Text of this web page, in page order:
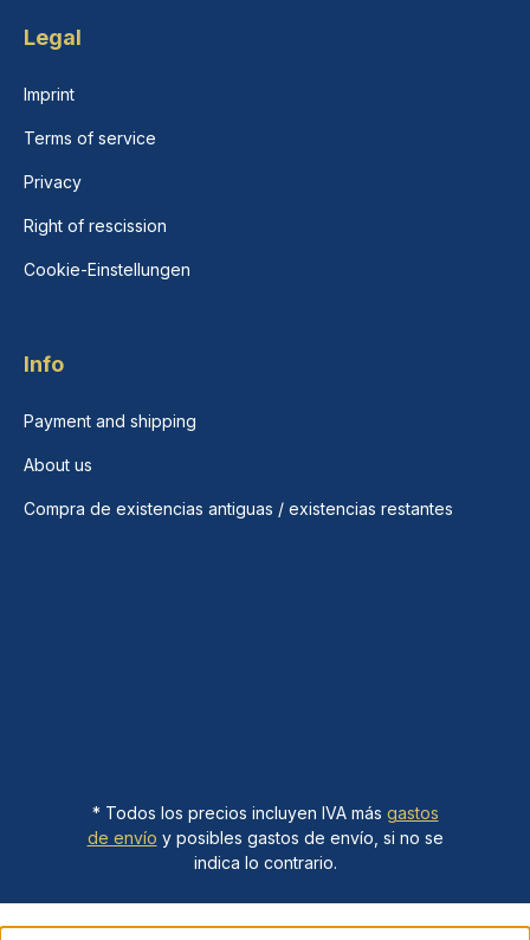
Legal
Imprint
Terms of service
Privacy
Right of rescission
Cookie-Einstellungen
Info
Payment and shipping
About us
Compra de existencias antiguas / existencias restantes
* Todos los precios incluyen IVA más gastos
de envío y posibles gastos de envío, si no se
indica lo contrario.